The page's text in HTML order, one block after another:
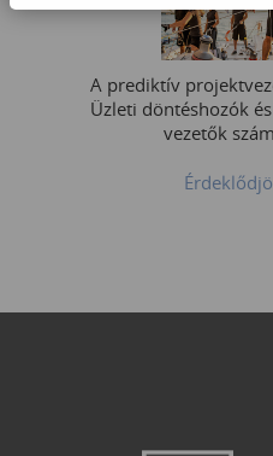
A prediktív
Üzleti döntéshozók
vezetők